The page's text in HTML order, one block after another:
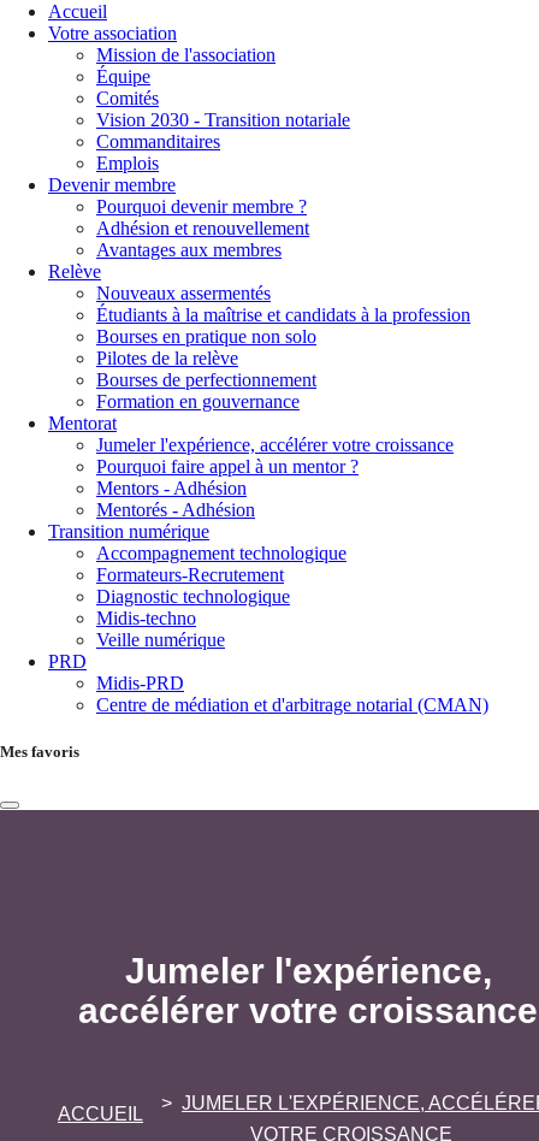
Accueil
Votre association
Mission de l'association
Équipe
Comités
Vision 2030 - Transition notariale
Commanditaires
Emplois
Devenir membre
Pourquoi devenir membre ?
Adhésion et renouvellement
Avantages aux membres
Relève
Nouveaux assermentés
Étudiants à la maîtrise et candidats à la profession
Bourses en pratique non solo
Pilotes de la relève
Bourses de perfectionnement
Formation en gouvernance
Mentorat
Jumeler l'expérience, accélérer votre croissance
Pourquoi faire appel à un mentor ?
Mentors - Adhésion
Mentorés - Adhésion
Transition numérique
Accompagnement technologique
Formateurs-Recrutement
Diagnostic technologique
Midis-techno
Veille numérique
PRD
Midis-PRD
Centre de médiation et d'arbitrage notarial (CMAN)
Mes favoris
Jumeler l'expérience,
accélérer votre croissance
ACCUEIL
JUMELER L'EXPÉRIENCE,
VOTRE CROISSANCE